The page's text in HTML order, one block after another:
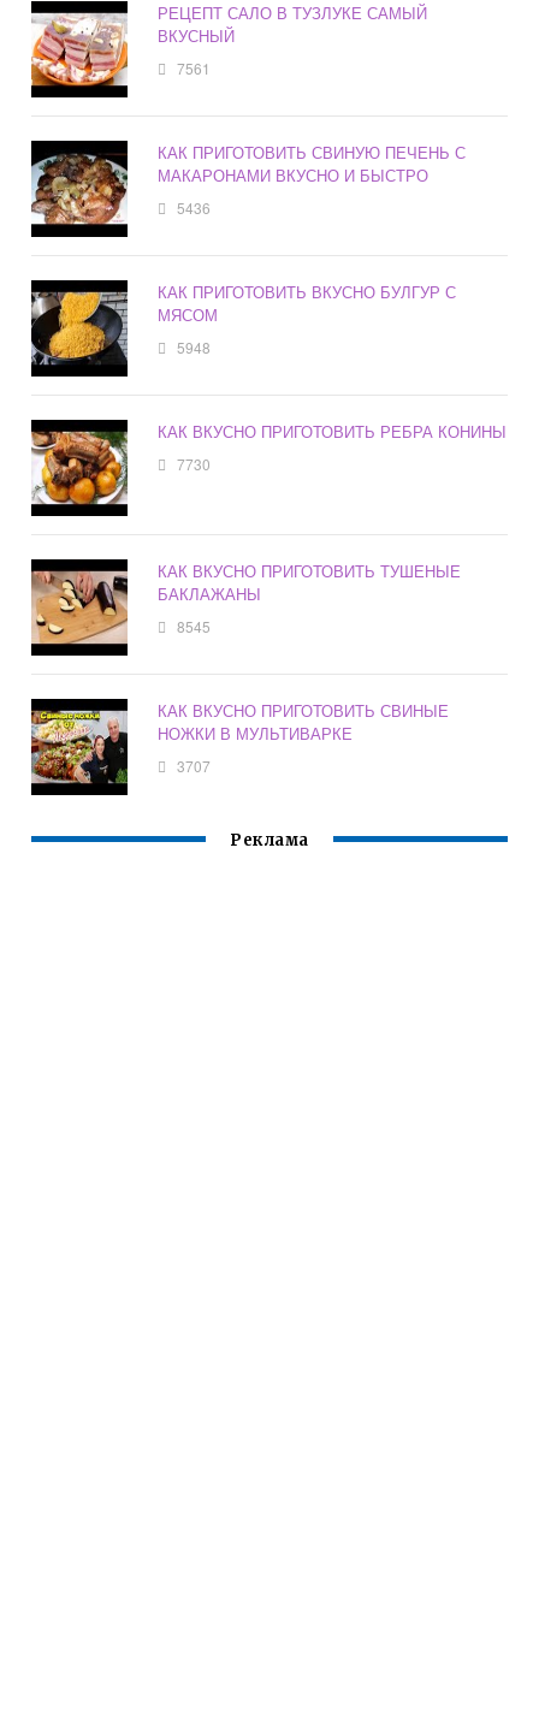
РЕЦЕПТ САЛО В ТУЗЛУКЕ САМЫЙ
ВКУСНЫЙ
7561
КАК ПРИГОТОВИТЬ СВИНУЮ ПЕЧЕНЬ С
МАКАРОНАМИ ВКУСНО И БЫСТРО
5436
КАК ПРИГОТОВИТЬ ВКУСНО БУЛГУР С
МЯСОМ
5948
КАК ВКУСНО ПРИГОТОВИТЬ РЕБРА КОНИНЫ
7730
КАК ВКУСНО ПРИГОТОВИТЬ ТУШЕНЫЕ
БАКЛАЖАНЫ
8545
КАК ВКУСНО ПРИГОТОВИТЬ СВИНЫЕ
НОЖКИ В МУЛЬТИВАРКЕ
3707
Реклама